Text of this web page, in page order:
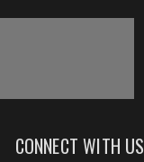
CONNECT WITH US